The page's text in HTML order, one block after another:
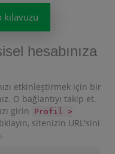
hesabınıza
etkinleştirmek için bir
O bağlantıyı takip et.
girin
Profil >
sitenizin URL'sini